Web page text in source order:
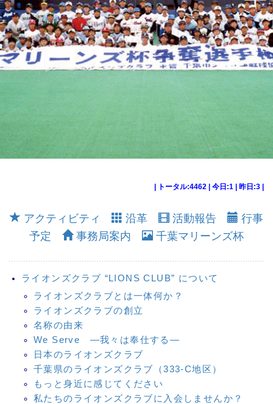
| トータル:4462 | 今日:1 | 昨日:3 |
アクティビティ 沿革 活動報告
行事
予定
事務局案内 千葉マリーンズ杯
ライオンズクラブ “LIONS CLUB” について
ライオンズクラブとは一体何か？
ライオンズクラブの創立
名称の由来
We Serve ―我々は奉仕する―
日本のライオンズクラブ
千葉県のライオンズクラブ（333-C地区）
もっと身近に感じてください
私たちのライオンズクラブに入会しませんか？